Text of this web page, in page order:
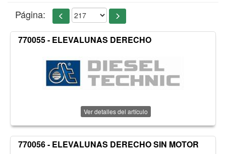
Página:
770055 - ELEVALUNAS DERECHO
Ver detalles del artículo
770056 - ELEVALUNAS DERECHO SIN MOTOR